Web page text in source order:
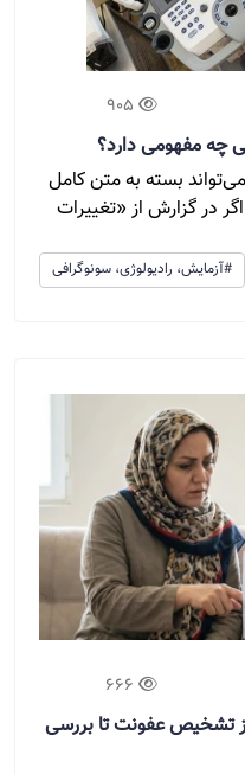
905
چه مفهومی دارد؟
بسته به متن کامل
در گزارش از «تغییرات
#آزمایش، رادیولوژی، سونوگرافی
666
تشخیص عفونت تا بررسی